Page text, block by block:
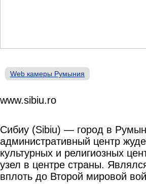
Web камеры Румыния
www.sibiu.ro
Сибиу (Sibiu) — город в
административный центр
культурных и религиозных
узел в центре страны.
вплоть до Второй мировой